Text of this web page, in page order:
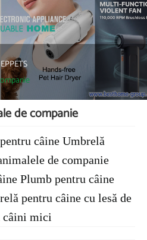
de companie
câine Umbrelă
de companie
Plumb pentru câine
pentru câine cu lesă de
câini mici